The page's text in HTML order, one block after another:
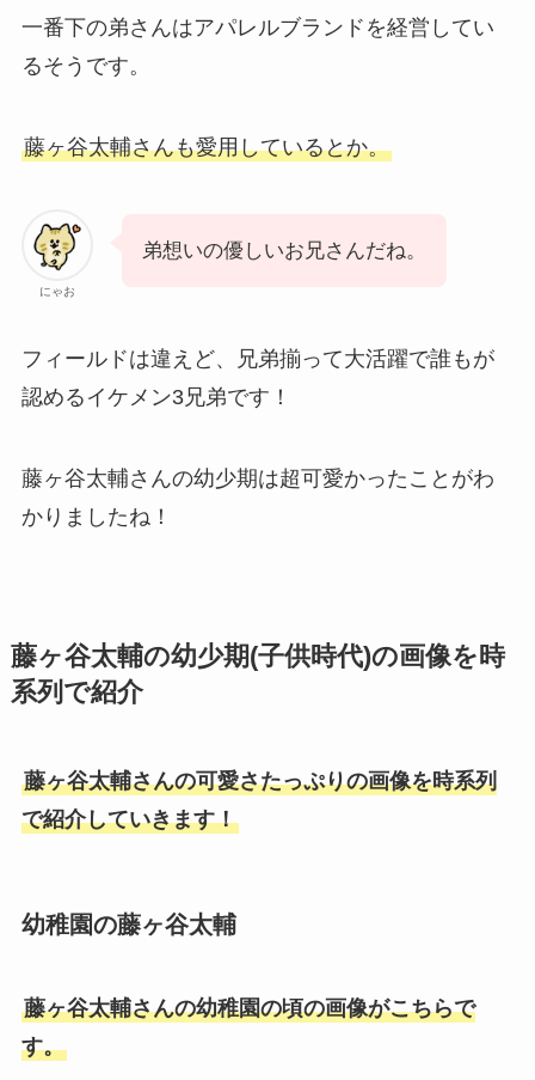
一番下の弟さんはアパレルブランドを経営してい
るそうです。
藤ヶ谷太輔さんも愛用しているとか。
にゃお
弟想いの優しいお兄さんだね。
フィールドは違えど、兄弟揃って大活躍で誰もが
認めるイケメン3兄弟です！
藤ヶ谷太輔さんの幼少期は超可愛かったことがわ
かりましたね！
藤ヶ谷太輔の幼少期(子供時代)の画像を時
系列で紹介
藤ヶ谷太輔さんの可愛さたっぷりの画像を時系列
で紹介していきます！
幼稚園の藤ヶ谷太輔
藤ヶ谷太輔さんの幼稚園の頃の画像がこちらで
す。